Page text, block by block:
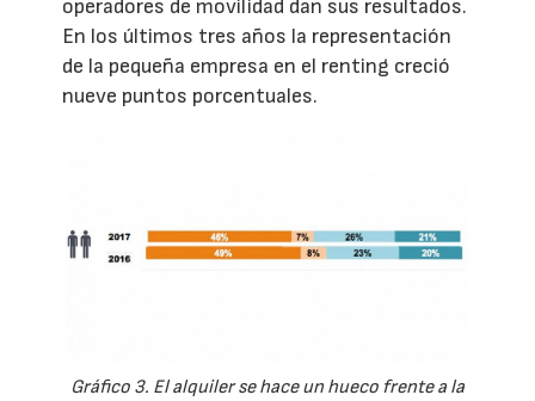
operadores de movilidad dan sus resultados.
En los últimos tres años la representación
de la pequeña empresa en el renting creció
nueve puntos porcentuales.
Gráfico 3. El alquiler se hace un hueco frente a la